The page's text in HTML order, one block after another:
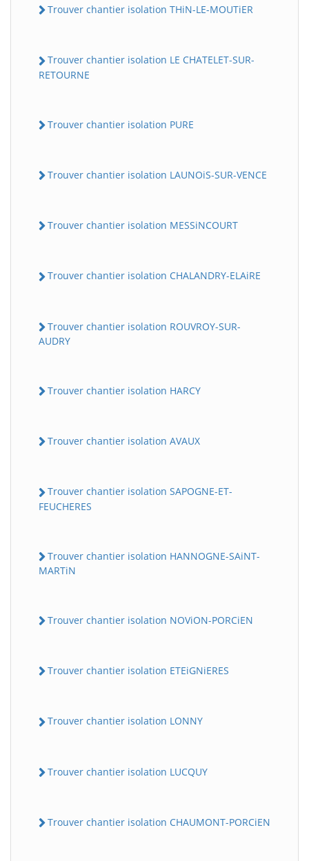
Trouver chantier isolation THiN-LE-MOUTiER
Trouver chantier isolation LE CHATELET-SUR-
RETOURNE
Trouver chantier isolation PURE
Trouver chantier isolation LAUNOiS-SUR-VENCE
Trouver chantier isolation MESSiNCOURT
Trouver chantier isolation CHALANDRY-ELAiRE
Trouver chantier isolation ROUVROY-SUR-
AUDRY
Trouver chantier isolation HARCY
Trouver chantier isolation AVAUX
Trouver chantier isolation SAPOGNE-ET-
FEUCHERES
Trouver chantier isolation HANNOGNE-SAiNT-
MARTiN
Trouver chantier isolation NOViON-PORCiEN
Trouver chantier isolation ETEiGNiERES
Trouver chantier isolation LONNY
Trouver chantier isolation LUCQUY
Trouver chantier isolation CHAUMONT-PORCiEN